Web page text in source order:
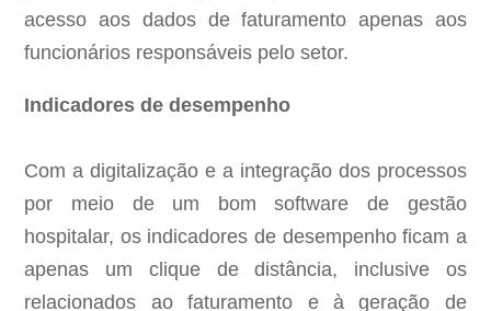
acesso aos dados de faturamento apenas aos
funcionários responsáveis pelo setor.
Indicadores de desempenho
Com a digitalização e a integração dos processos
por meio de um bom software de gestão
hospitalar, os indicadores de desempenho ficam a
apenas um clique de distância, inclusive os
relacionados ao faturamento e à geração de